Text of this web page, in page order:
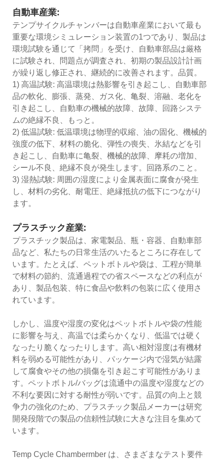
自動車産業:
テンプサイクルチャンバーは自動車産業において最も
重要な環境シミュレーション装置の1つであり、製品は
環境試験を通じて「拷問」を受け、自動車部品は厳格
に試験され、問題点が調査され、初期の製品設計計画
が繰り返し修正され、継続的に改善されます。品質。
1) 高温試験: 高温環境は熱影響を引き起こし、自動車部
品の軟化、膨張、蒸発、ガス化、亀裂、溶融、老化を
引き起こし、自動車の機械的故障、故障、回路システ
ムの絶縁不良、もっと。
2) 低温試験: 低温環境は物理的収縮、油の固化、機械的
強度の低下、材料の脆化、弾性の喪失、氷結などを引
き起こし、自動車に亀裂、機械的故障、摩耗の増加、
シール不良、絶縁不良が発生します。回路系のこと。
3) 湿熱試験: 周囲の湿度により金属表面に腐食が発生
し、材料の劣化、耐電圧、絶縁抵抗の低下につながり
ます。
プラスチック産業:
プラスチック製品は、家電製品、瓶・容器、自動車部
品など、私たちの日常生活のいたるところに存在して
います。たとえば、ペットボトルや袋は、工程が簡単
で材料の節約、流通過程での省スペースなどの利点が
あり、製品包装、特に食品や飲料の包装に広く使用さ
れています。
しかし、温度や湿度の変化はペットボトルや袋の性能
に影響を与え、高温では柔らかくなり、低温では硬く
なったり脆くなったりします。高い相対湿度は有機材
料を弱める可能性があり、パッケージ内で湿気が結露
して腐食やその他の損傷を引き起こす可能性がありま
す。ペットボトル/バッグは流通中の温度や湿度などの
不利な要因に対する耐性が弱いです。品質の向上と競
争力の強化のため、プラスチック製品メーカーは研究
開発段階での製品の信頼性試験に大きな注目を集めて
います。
Temp Cycle Chambermber は、さまざまなテスト要件